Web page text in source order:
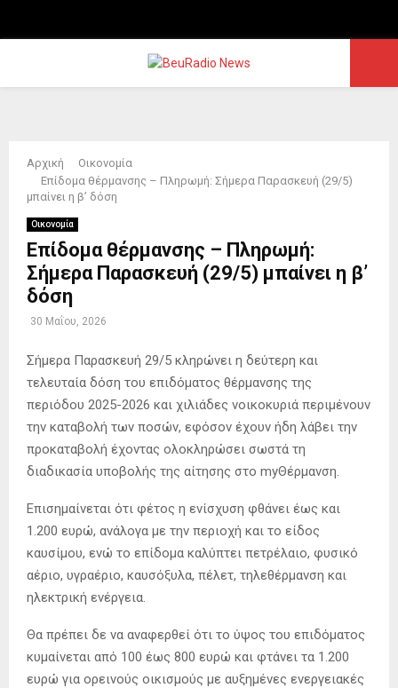
PRIMARY
Αρχική
Οικονομία
Επίδομα θέρμανσης – Πληρωμή: Σήμερα Παρασκευή (29/5)
μπαίνει η β’ δόση
Οικονομία
Επίδομα θέρμανσης – Πληρωμή:
Σήμερα Παρασκευή (29/5) μπαίνει η β’
δόση
30 Μαΐου, 2026
Σήμερα Παρασκευή 29/5 κληρώνει η δεύτερη και
τελευταία δόση του επιδόματος θέρμανσης της
περιόδου 2025-2026 και χιλιάδες νοικοκυριά περιμένουν
την καταβολή των ποσών, εφόσον έχουν ήδη λάβει την
προκαταβολή έχοντας ολοκληρώσει σωστά τη
διαδικασία υποβολής της αίτησης στο myΘέρμανση.
Επισημαίνεται ότι φέτος η ενίσχυση φθάνει έως και
1.200 ευρώ, ανάλογα με την περιοχή και το είδος
καυσίμου, ενώ το επίδομα καλύπτει πετρέλαιο, φυσικό
αέριο, υγραέριο, καυσόξυλα, πέλετ, τηλεθέρμανση και
ηλεκτρική ενέργεια.
Θα πρέπει δε να αναφερθεί ότι το ύψος του επιδόματος
κυμαίνεται από 100 έως 800 ευρώ και φτάνει τα 1.200
ευρώ για ορεινούς οικισμούς με αυξημένες ενεργειακές